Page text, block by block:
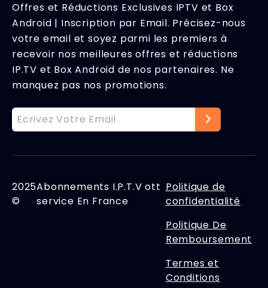
Offres et Réductions Exclusives IPTV et Box
Android | Inscription par Email. Précisez-nous
votre email et soyez parmi les premiers à
recevoir nos meilleures offres et réductions
IP.TV et Box Android de nos partenaires. Ne
manquez pas nos promotions.
2025
©
Abonnements I.P.T.V ott
service En France
Politique de
confidentialité
Politique De
Remboursement
Termes et
Conditions